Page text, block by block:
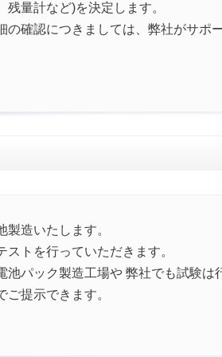
量計など)を決定します。
の確認につきましては、弊社がサポ
造いたします。
トを行っていただきます。
池パック製造工場や 弊社でも試験は
提示できます。